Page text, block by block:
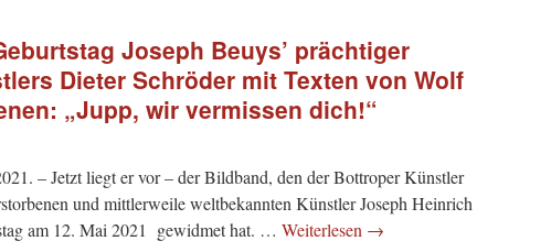
Joseph Beuys’ prächtiger
Dieter Schröder mit Texten von Wolf
„Jupp, wir vermissen dich!“
– Jetzt liegt er vor – der Bildband, den der Bottroper Künstler
und mittlerweile weltbekannten Künstler Joseph Heinrich
am 12. Mai 2021 gewidmet hat. … Weiterlesen →